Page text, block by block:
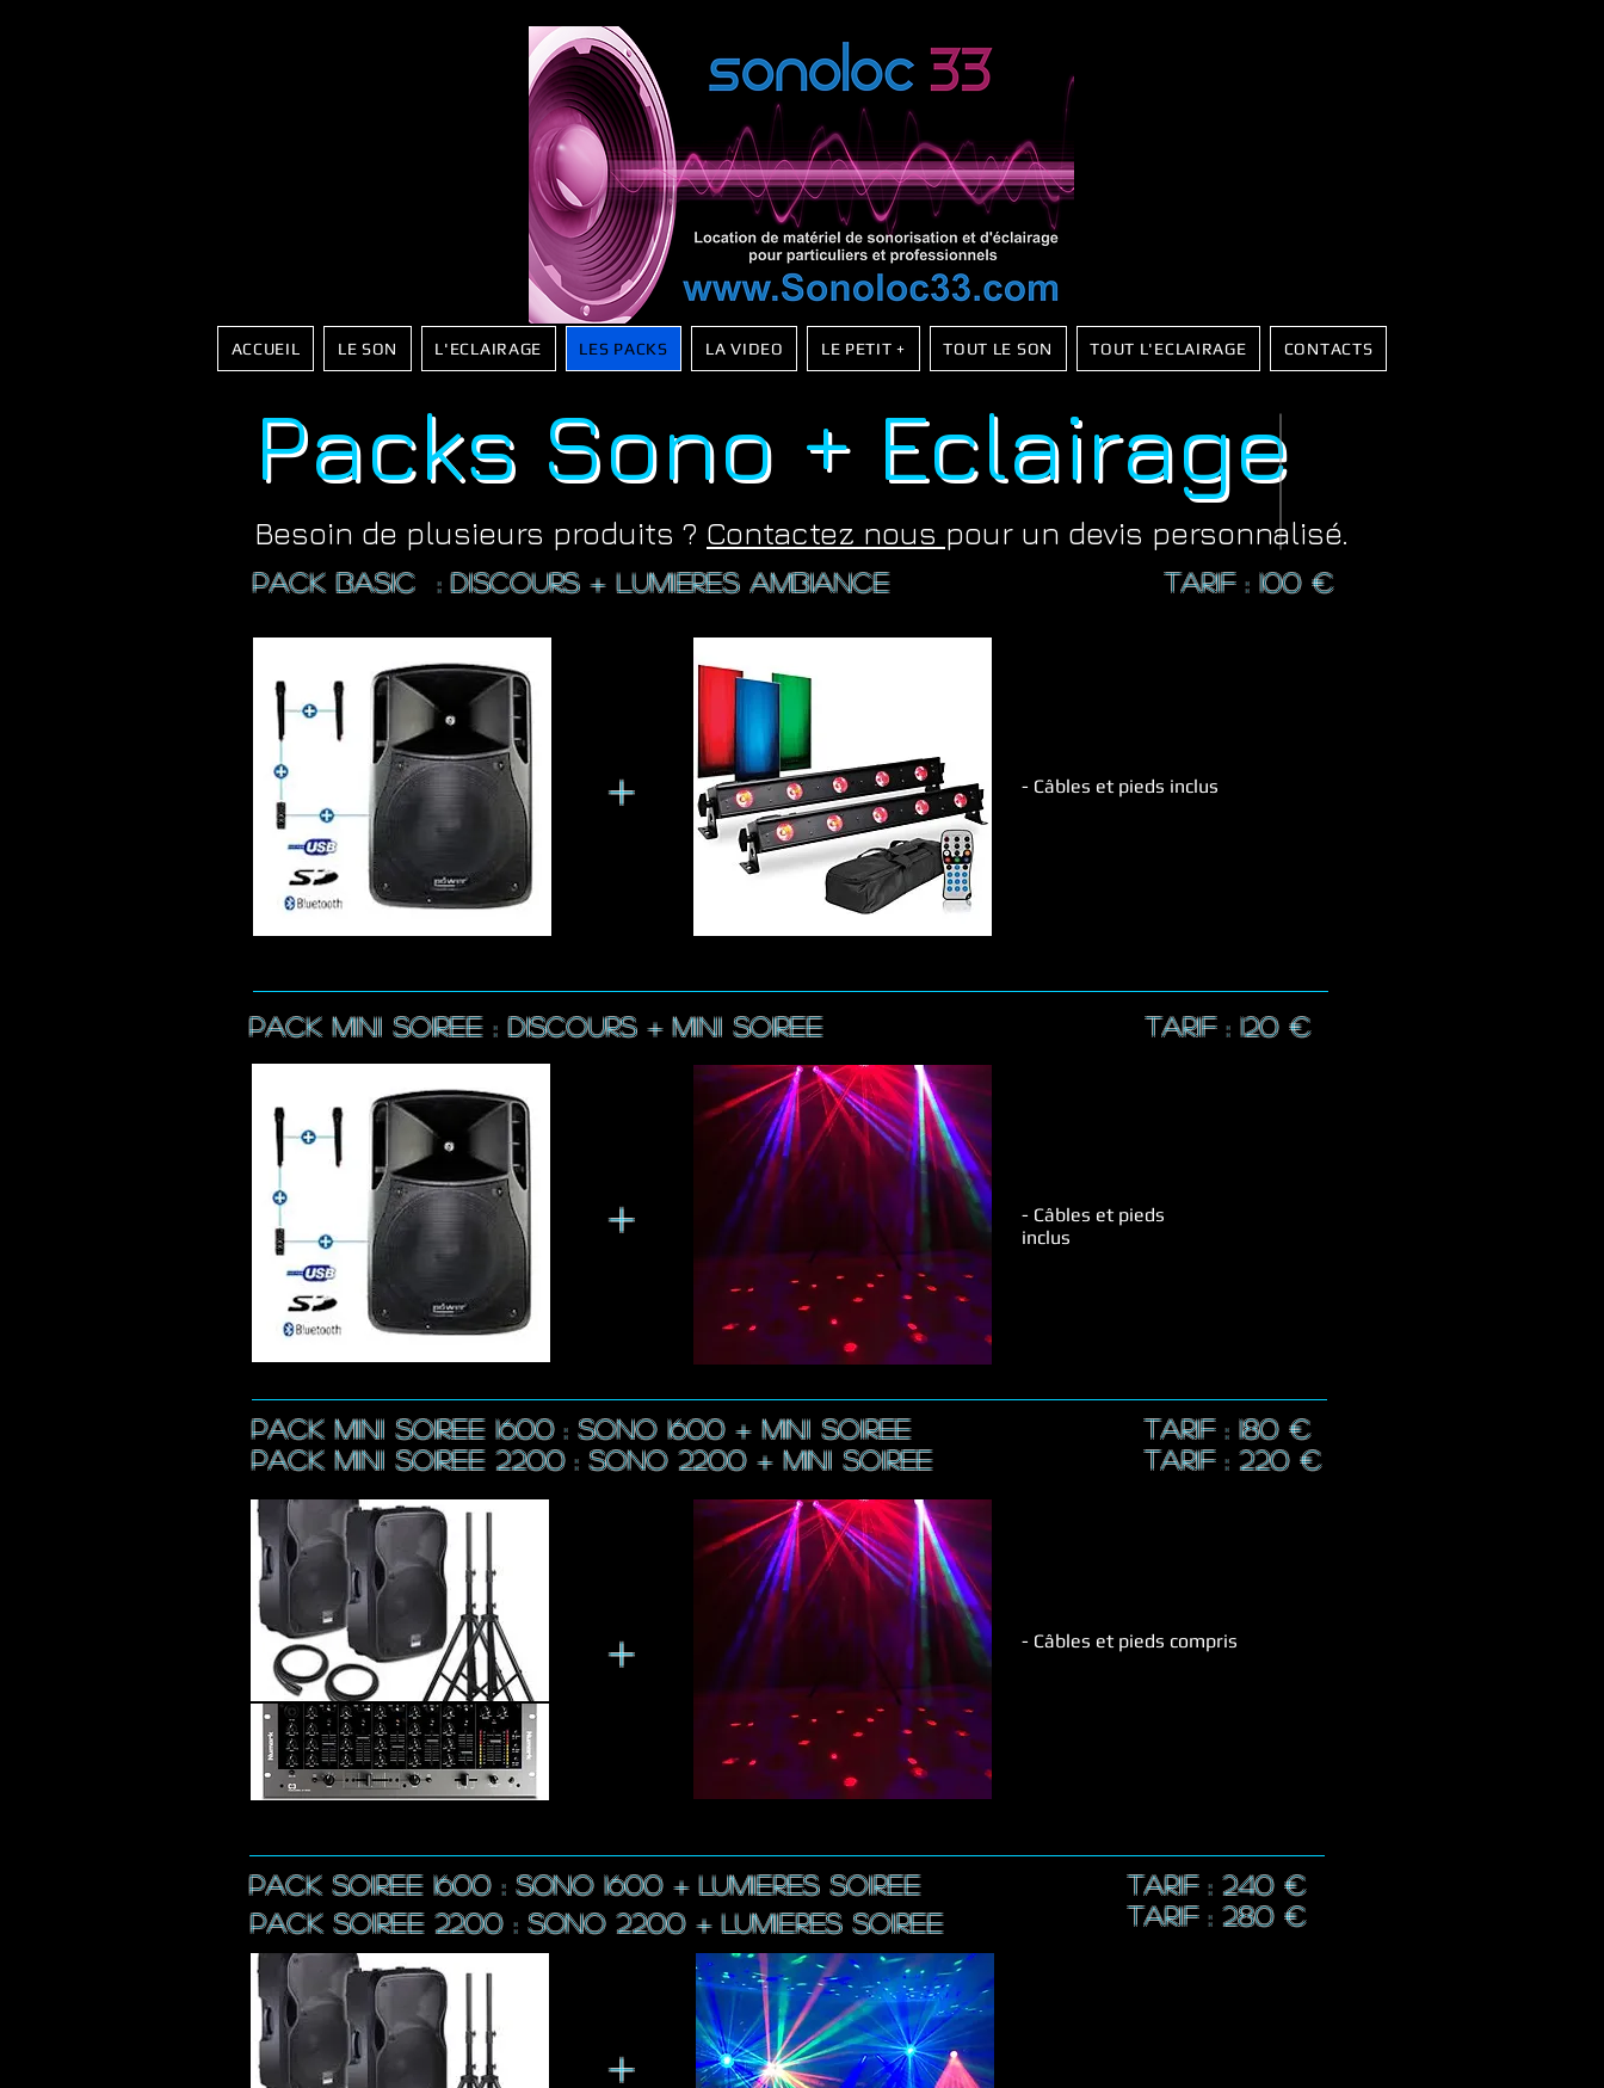
ACCUEIL LE SON L'ECLAIRAGE LES PACKS LA VIDEO LE PETIT + TOUT LE SON TOUT L'ECLAIRAGE CONTACTS
Packs Sono + Eclairage
Besoin de plusieurs produits ? Contactez nous pour un devis personnalisé.
pack BASIC : discours + lumiereS AMBIANCE tarif : 100€
+ - Câbles et pieds inclus
packMini soiree : discours + mini SOIREE TARIF : 120 €
+
- Câbles et pieds
inclus
pack mINI SOIREE 1600 : sono 1600 + MinI SOIREE
pack mINI SOIREE 2200 : sono 2200 + MinI SOIREE
TARIF : 180 €
TARIF : 220 €
+ - Câbles et pieds compris
PACK SOIREE 1600 : SONO 1600 + LUMIERES SOIREE TARIF : 240 €
pacK SOIREE 2200 : sono 2200 + LUMIERES SOIREE TARIF : 280 €
+